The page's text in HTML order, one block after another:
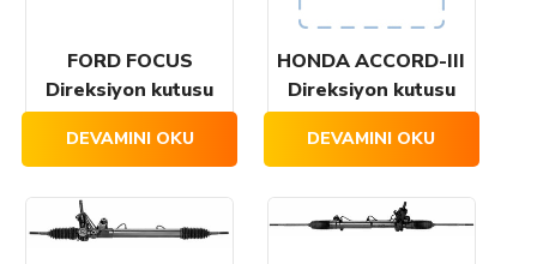
FORD FOCUS
Direksiyon kutusu
DEVAMINI OKU
HONDA ACCORD-III
Direksiyon kutusu
DEVAMINI OKU